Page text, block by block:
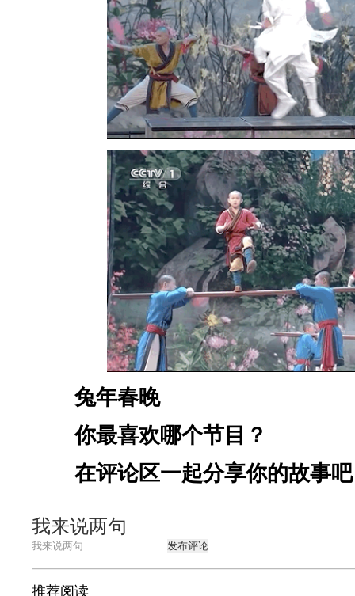
兔年春晚
你最喜欢哪个节目？
在评论区一起分享你的故事吧
我来说两句
发布评论
推荐阅读